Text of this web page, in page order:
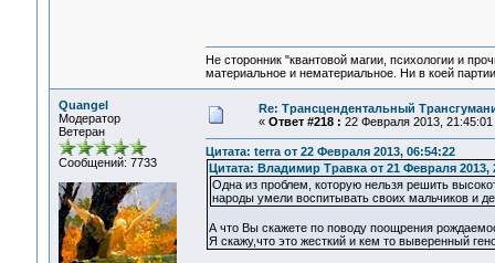
Не сторонник "квантовой магии, психологии и
материальное и нематериальное. Ни в коей
Quangel
Модератор
Ветеран
Сообщений: 7733
Re: Трансцендентальный
« Ответ #218 : 22 Февраля 2013, 21:45:01
Цитата: terra от 22 Февраля 2013, 06:54:22
Цитата: Владимир Травка от 21 Февраля 2013,
Одна из проблем, которую нельзя решить
народы умели воспитывать своих мальчиков и
А что Вы скажете по поводу поощрения
Я скажу,что это жесткий и кем то выверенный